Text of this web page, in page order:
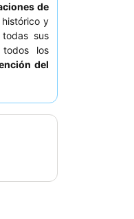
de
y
sus
los
del